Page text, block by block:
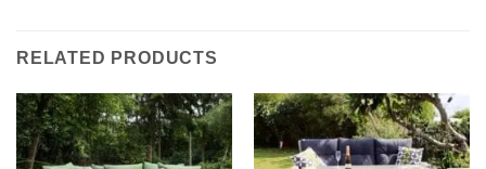
RELATED PRODUCTS